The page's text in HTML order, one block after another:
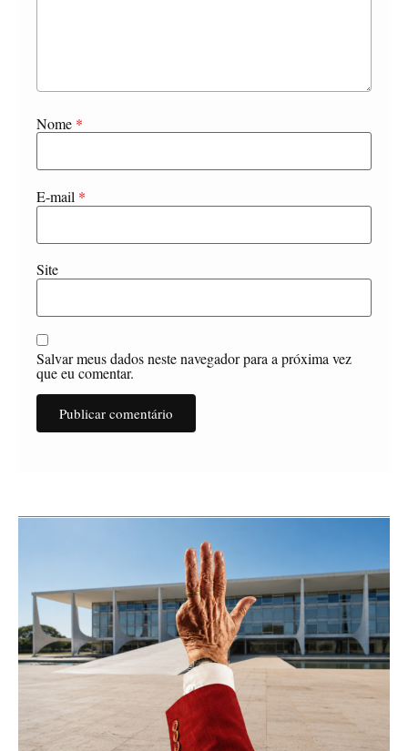
Nome *
E-mail *
Site
Salvar meus dados neste navegador para a próxima vez
que eu comentar.